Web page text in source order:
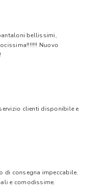
bellissimi,
Nuovo
clienti disponibile e
di consegna impeccabile.
e comodissime.